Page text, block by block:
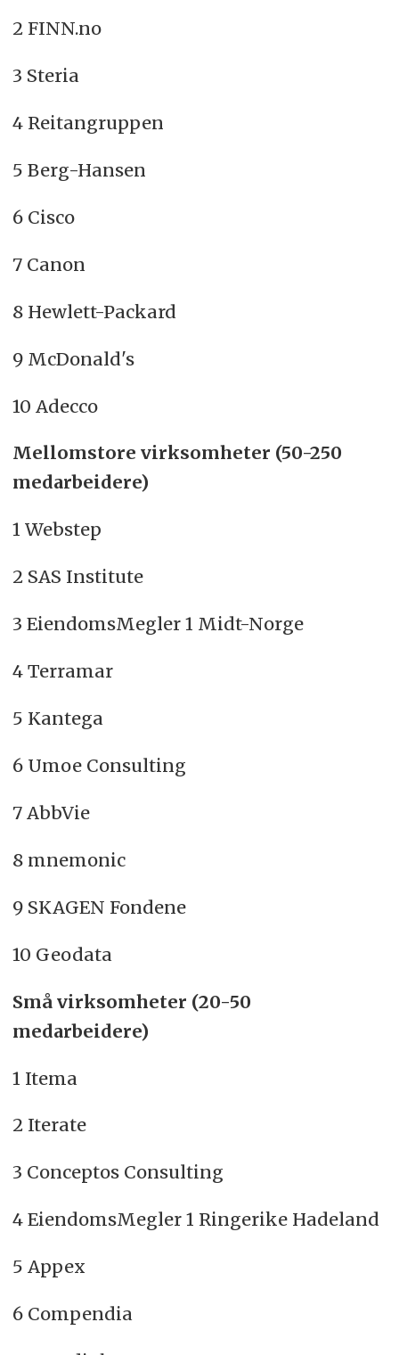
2 FINN.no
3 Steria
4 Reitangruppen
5 Berg-Hansen
6 Cisco
7 Canon
8 Hewlett-Packard
9 McDonald's
10 Adecco
Mellomstore virksomheter (50-250
medarbeidere)
1 Webstep
2 SAS Institute
3 EiendomsMegler 1 Midt-Norge
4 Terramar
5 Kantega
6 Umoe Consulting
7 AbbVie
8 mnemonic
9 SKAGEN Fondene
10 Geodata
Små virksomheter (20-50
medarbeidere)
1 Itema
2 Iterate
3 Conceptos Consulting
4 EiendomsMegler 1 Ringerike Hadeland
5 Appex
6 Compendia